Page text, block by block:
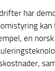
har
kan
en